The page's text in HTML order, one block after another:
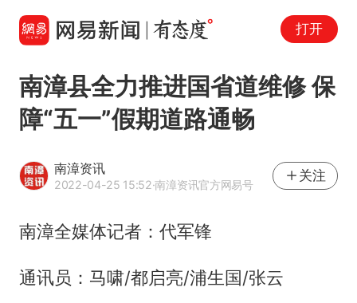
打开
南漳县全力推进国省道维修 保
障“五一”假期道路通畅
南漳资讯
2022-04-25 15:52·南漳资讯官方网易号
关注
南漳全媒体记者：代军锋
通讯员：马啸/都启亮/浦生国/张云